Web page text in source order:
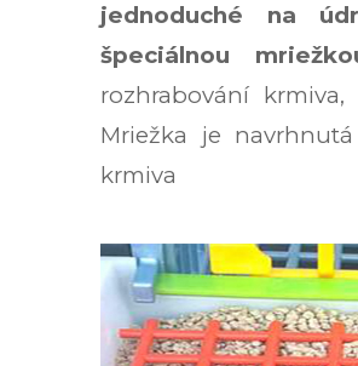
jednoduché na
špeciálnou
rozhrabování
Mriežka je
krmiva